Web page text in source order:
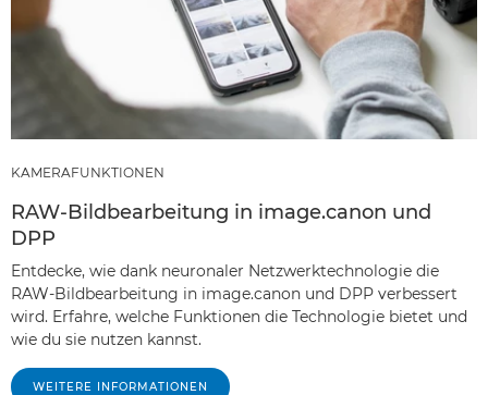
KAMERAFUNKTIONEN
RAW-Bildbearbeitung in image.canon und
DPP
Entdecke, wie dank neuronaler Netzwerktechnologie die
RAW-Bildbearbeitung in image.canon und DPP verbessert
wird. Erfahre, welche Funktionen die Technologie bietet und
wie du sie nutzen kannst.
WEITERE INFORMATIONEN